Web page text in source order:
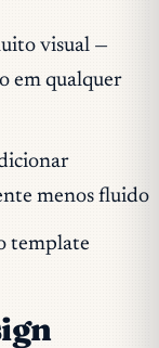
visual —
em qualquer
menos fluido
template